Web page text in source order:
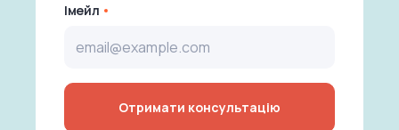
Імейл
Отримати консультацію